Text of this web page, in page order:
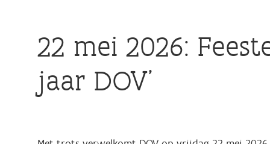
22 mei 2026:
jaar DOV’